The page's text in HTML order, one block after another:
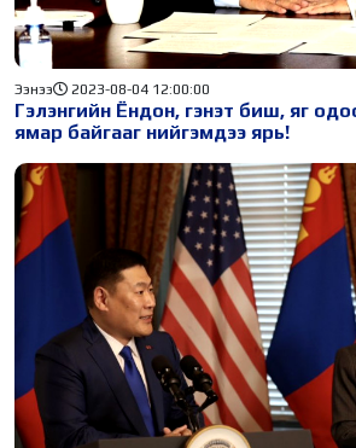
Гэлэнгийн Ёндон, гэнэт биш, яг
ямар байгааг нийгэмдээ ярь!
Ээнээ 2023-08-04 12:00:00